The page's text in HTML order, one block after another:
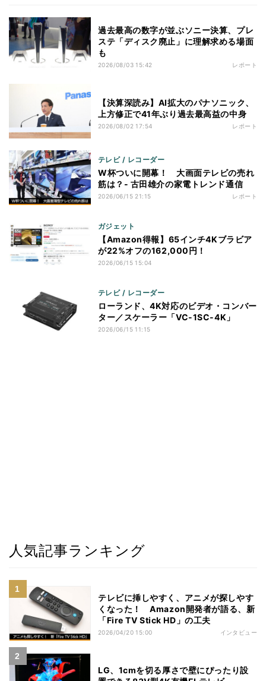
過去最高の数字が並ぶソニー決算、プレ
ステ「ディスク廃止」に理解求める場面
も
2026/08/03 15:42 レポート
【決算深読み】AI拡大のパナソニック、
上方修正で41年ぶり過去最高益の中身
2026/08/02 17:54 レポート
テレビ / レコーダー
W杯ついに開幕！ 大画面テレビの売れ
筋は？- 古田雄介の家電トレンド通信
2026/06/15 21:15 レポート
ガジェット
【Amazon得報】65インチ4Kブラビア
が22%オフの162,000円！
2026/06/15 15:04
テレビ / レコーダー
ローランド、4K対応のビデオ・コンバー
ター／スケーラー「VC-1SC-4K」
2026/06/15 11:15
人気記事ランキング
テレビに挿しやすく、アニメが探しやす
くなった！ Amazon開発者が語る、新
「Fire TV Stick HD」の工夫
2026/04/20 15:00 インタビュー
LG、1cmを切る厚さで壁にぴったり設